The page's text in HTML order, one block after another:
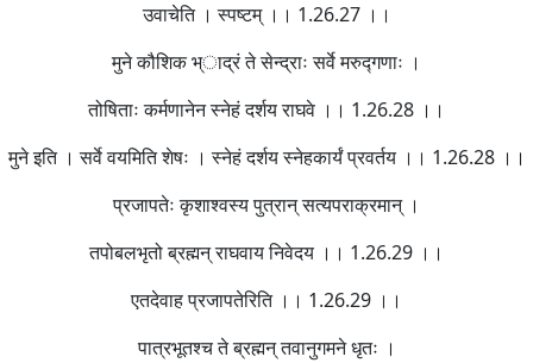
उवाचेति । स्पष्टम् ।। 1.26.27 ।।
मुने कौशिक भ्ाद्रं ते सेन्द्राः सर्वे मरुद्गणाः ।
तोषिताः कर्मणानेन स्नेहं दर्शय राघवे ।। 1.26.28 ।।
मुने इति । सर्वे वयमिति शेषः । स्नेहं दर्शय स्नेहकार्यं प्रवर्तय ।। 1.26.28 ।।
प्रजापतेः कृशाश्वस्य पुत्रान् सत्यपराक्रमान् ।
तपोबलभृतो ब्रह्मन् राघवाय निवेदय ।। 1.26.29 ।।
एतदेवाह प्रजापतेरिति ।। 1.26.29 ।।
पात्रभूतश्च ते ब्रह्मन् तवानुगमने धृतः ।